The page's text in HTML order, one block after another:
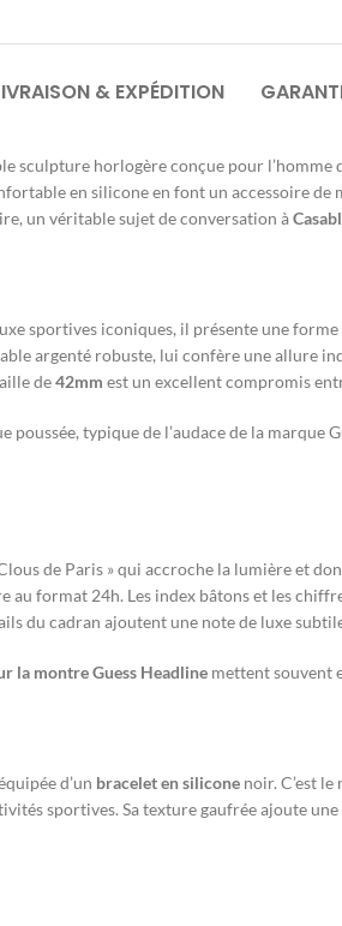
& EXPÉDITION
sculpture horlogère conçue pour l’homme
en silicone en font un accessoire de
un véritable sujet de conversation à
sportives iconiques, il présente une
argenté robuste, lui confère une allure
de42mm est un excellent compromis
typique de l’audace de la marque
de Paris » qui accroche la lumière et
format 24h. Les index bâtons et les
du cadran ajoutent une note de luxe
la montre Guess Headline mettent souvent
d’un bracelet en silicone noir. C’est
sportives. Sa texture gaufrée ajoute